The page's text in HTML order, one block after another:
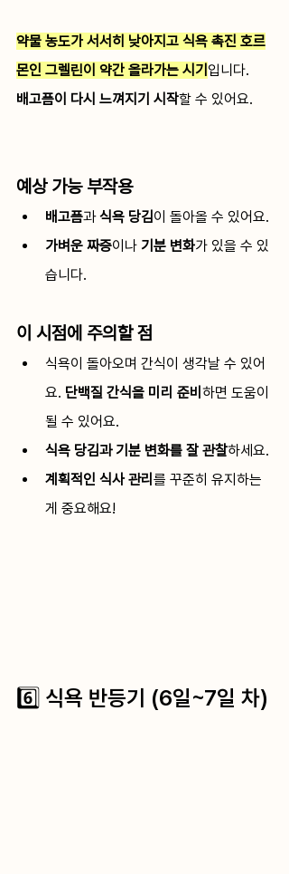
약물 농도가 서서히 낮아지고 식욕 촉진 호르
몬인 그렐린이 약간 올라가는 시기 입니다.
배고픔이 다시 느껴지기 시작할 수 있어요.
예상 가능 부작용
배고픔과 식욕 당김 이 돌아올 수 있어요.
가벼운 짜증이나 기분 변화가 있을 수 있
습니다.
이 시점에 주의할 점
식욕이 돌아오며 간식이 생각날 수 있어
요. 단백질 간식을 미리 준비 하면 도움이
될 수 있어요.
식욕 당김과 기분 변화를 잘 관찰하세요.
계획적인 식사 관리 를 꾸준히 유지하는
게 중요해요!
6️⃣ 식욕 반등기 (6일~7일 차)